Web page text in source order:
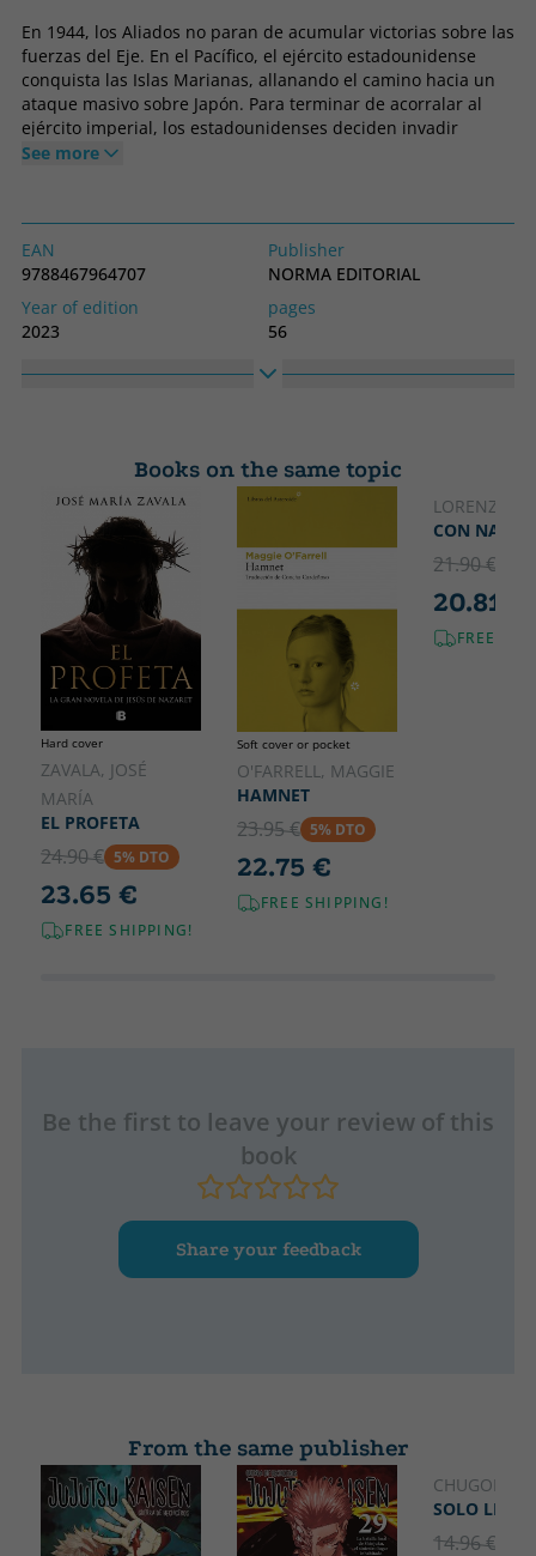
En 1944, los Aliados no paran de acumular victorias sobre las
fuerzas del Eje. En el Pacífico, el ejército estadounidense
conquista las Islas Marianas, allanando el camino hacia un
ataque masivo sobre Japón. Para terminar de acorralar al
ejército imperial, los estadounidenses deciden invadir
Filipinas para cortar sus rutas de suministro y apoderarse de
ofensiva. El enorme despliegue de medios evidencia la
voluntad de los estadounidenses de alzarse con la victoria.u
armada es la más imponente de todos los tiempos. Pero hay
que contar con la extrema determinación de los ejércitos
japoneses, que reunirán todas sus fuerzas en una maniobra
desesperada...
See more
EAN
9788467964707
Publisher
NORMA EDITORIAL
Year of edition
2023
pages
56
Idiom
Width
240
Books on the same topic
Hard cover
ZAVALA, JOSÉ
MARÍA
EL PROFETA
24.90 € 5% DTO
23.65 €
FREE SHIPPING!
Soft cover or pocket
O'FARRELL, MAGGIE
HAMNET
23.95 € 5% DTO
22.75 €
FREE SHIPPING!
LORENZO
CON NADIE
21.90 €
20.81 €
FREE
Be the first to leave your review of this
book
Share your feedback
From the same publisher
CHUGONG
SOLO
14.96 €